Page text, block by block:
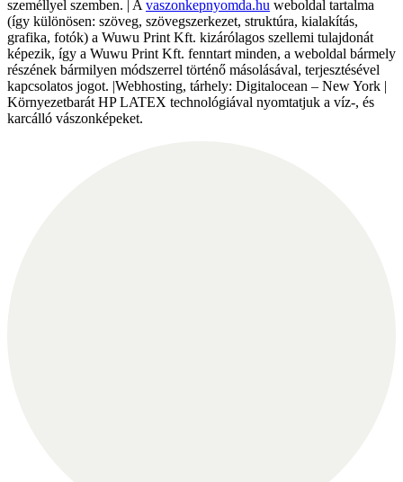
személlyel szemben. | A vaszonkepnyomda.hu weboldal tartalma
(így különösen: szöveg, szövegszerkezet, struktúra, kialakítás,
grafika, fotók) a Wuwu Print Kft. kizárólagos szellemi tulajdonát
képezik, így a Wuwu Print Kft. fenntart minden, a weboldal bármely
részének bármilyen módszerrel történő másolásával, terjesztésével
kapcsolatos jogot. |Webhosting, tárhely: Digitalocean – New York |
Környezetbarát HP LATEX technológiával nyomtatjuk a víz-, és
karcálló vászonképeket.